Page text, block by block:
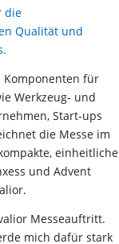
die
Qualität und
Komponenten für
Werkzeug- und
Start-ups
die Messe im
einheitliche
und Advent
Messeauftritt.
mich dafür stark